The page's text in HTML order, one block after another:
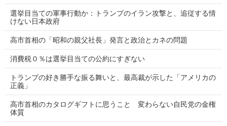
選挙目当ての軍事行動か：トランプのイラン攻撃と、追従する情
けない日本政府
高市首相の「昭和の親父社長」発言と政治とカネの問題
消費税０％は選挙目当ての公約にすぎない
トランプの好き勝手な振る舞いと、最高裁が示した「アメリカの
正義」
高市首相のカタログギフトに思うこと 変わらない自民党の金権
体質